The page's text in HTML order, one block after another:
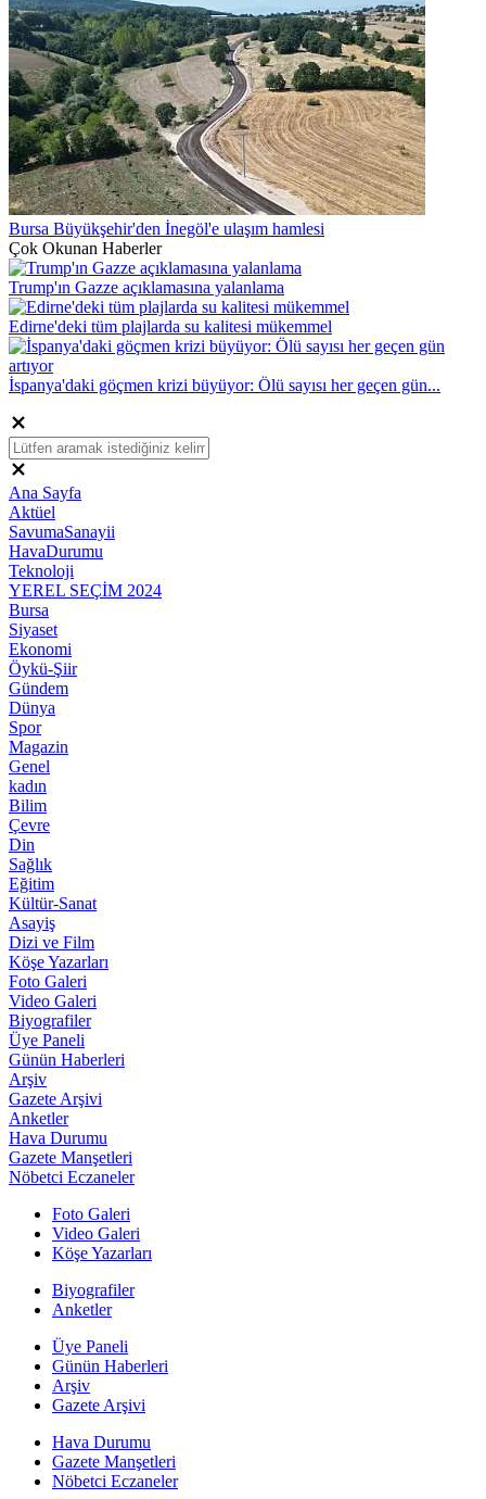
Bursa Büyükşehir'den İnegöl'e ulaşım hamlesi
Çok Okunan Haberler
Trump'ın Gazze açıklamasına yalanlama
Edirne'deki tüm plajlarda su kalitesi mükemmel
İspanya'daki göçmen krizi büyüyor: Ölü sayısı her geçen gün...
Ana Sayfa
Aktüel
SavumaSanayii
HavaDurumu
Teknoloji
YEREL SEÇİM 2024
Bursa
Siyaset
Ekonomi
Öykü-Şiir
Gündem
Dünya
Spor
Magazin
Genel
kadın
Bilim
Çevre
Din
Sağlık
Eğitim
Kültür-Sanat
Asayiş
Dizi ve Film
Köşe Yazarları
Foto Galeri
Video Galeri
Biyografiler
Üye Paneli
Günün Haberleri
Arşiv
Gazete Arşivi
Anketler
Hava Durumu
Gazete Manşetleri
Nöbetci Eczaneler
Foto Galeri
Video Galeri
Köşe Yazarları
Biyografiler
Anketler
Üye Paneli
Günün Haberleri
Arşiv
Gazete Arşivi
Hava Durumu
Gazete Manşetleri
Nöbetci Eczaneler